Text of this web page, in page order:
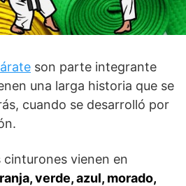
son parte integrante
una larga historia que se
cuando se desarrolló por
vienen en
verde, azul, morado,